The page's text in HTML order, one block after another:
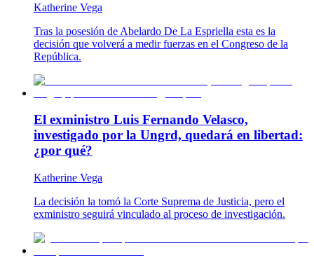
Katherine Vega
Tras la posesión de Abelardo De La Espriella esta es la
decisión que volverá a medir fuerzas en el Congreso de la
República.
El exministro Luis Fernando Velasco,
investigado por la Ungrd, quedará en libertad:
¿por qué?
Katherine Vega
La decisión la tomó la Corte Suprema de Justicia, pero el
exministro seguirá vinculado al proceso de investigación.